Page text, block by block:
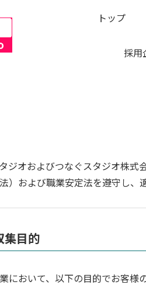
トップ
採用
ジオおよびつなぐスタジオ株
）および職業安定法を遵守し、
集目的
において、以下の目的でお客様